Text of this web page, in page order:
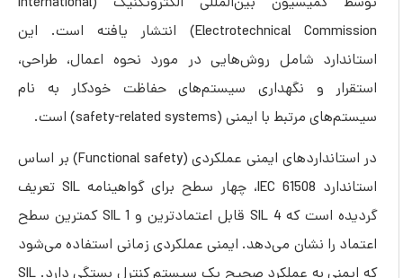
Electrotechnical Commission) انتشار یافته است. این
استاندارد شامل روش‌هایی در مورد نحوه اعمال، طراحی،
استقرار و نگهداری سیستم‌های حفاظت خودکار به نام
سیستم‌های مرتبط با ایمنی (safety-related systems) است.
در استانداردهای ایمنی عملکردی (Functional safety) بر اساس
استاندارد IEC 61508، چهار سطح برای گواهینامه SIL تعریف
گردیده است که SIL 4 قابل اعتمادترین و SIL 1 کمترین سطح
اعتماد را نشان می‌دهد. ایمنی عملکردی زمانی استفاده می‌شود